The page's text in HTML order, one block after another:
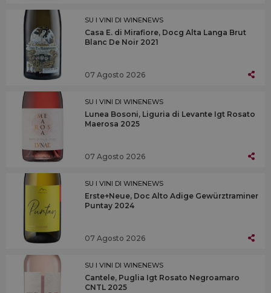
SU I VINI DI WINENEWS
Casa E. di Mirafiore, Docg Alta Langa Brut
Blanc De Noir 2021
07 Agosto 2026
SU I VINI DI WINENEWS
Lunea Bosoni, Liguria di Levante Igt Rosato
Maerosa 2025
07 Agosto 2026
SU I VINI DI WINENEWS
Erste+Neue, Doc Alto Adige Gewürztraminer
Puntay 2024
07 Agosto 2026
SU I VINI DI WINENEWS
Cantele, Puglia Igt Rosato Negroamaro
CNTL 2025